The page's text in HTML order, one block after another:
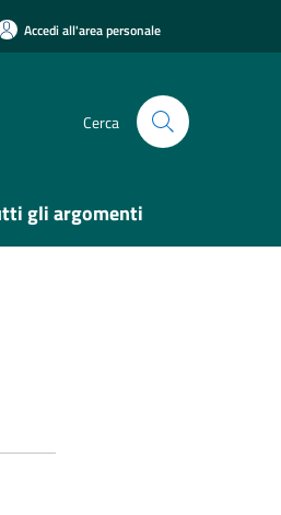
Accedi all'area personale
Cerca
gli argomenti